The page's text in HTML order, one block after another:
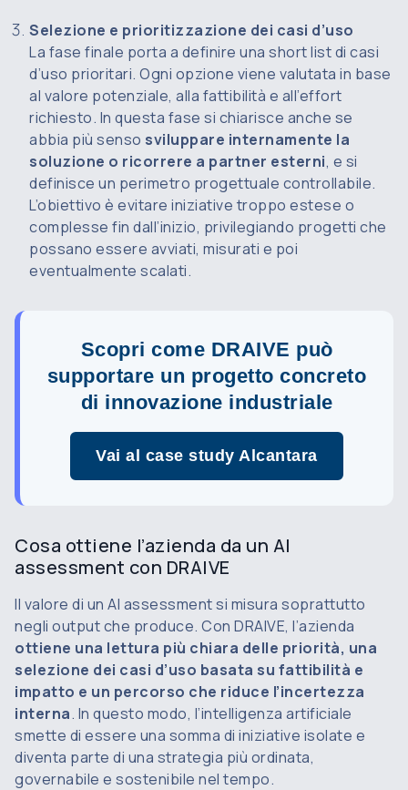
Selezione e prioritizzazione dei casi d’uso
La fase finale porta a definire una short list di casi
d’uso prioritari. Ogni opzione viene valutata in base
al valore potenziale, alla fattibilità e all’effort
richiesto. In questa fase si chiarisce anche se
abbia più senso sviluppare internamente la
soluzione o ricorrere a partner esterni, e si
definisce un perimetro progettuale controllabile.
L’obiettivo è evitare iniziative troppo estese o
complesse fin dall’inizio, privilegiando progetti che
possano essere avviati, misurati e poi
eventualmente scalati.
Scopri come DRAIVE può
supportare un progetto concreto
di innovazione industriale
Vai al case study Alcantara
Cosa ottiene l’azienda da un AI
assessment con DRAIVE
Il valore di un AI assessment si misura soprattutto
negli output che produce. Con DRAIVE, l’azienda
ottiene una lettura più chiara delle priorità, una
selezione dei casi d’uso basata su fattibilità e
impatto e un percorso che riduce l’incertezza
interna. In questo modo, l’intelligenza artificiale
smette di essere una somma di iniziative isolate e
diventa parte di una strategia più ordinata,
governabile e sostenibile nel tempo.